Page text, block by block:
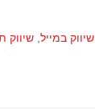
שיווק במייל שיווק